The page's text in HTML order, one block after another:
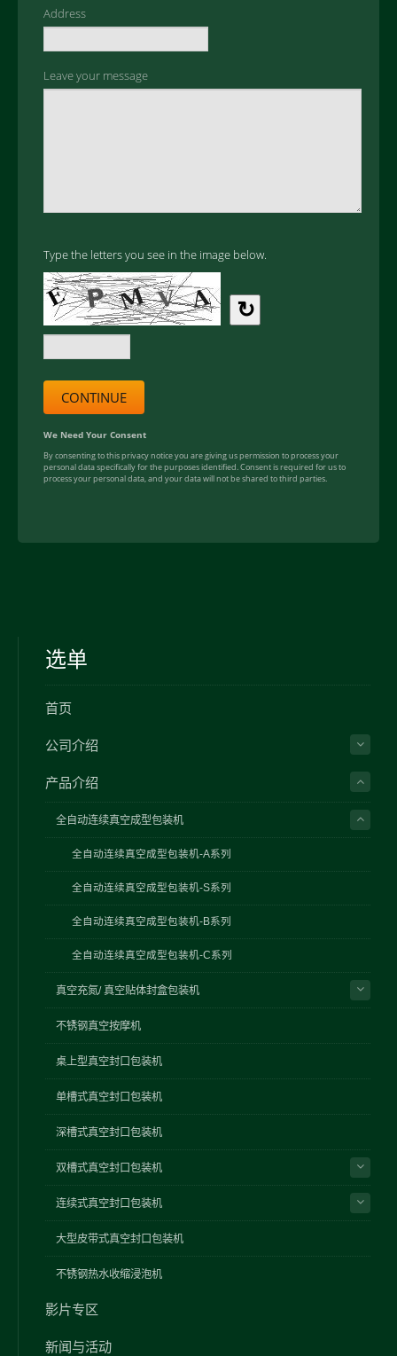
选单
首页
公司介绍
产品介绍
全自动连续真空成型包装机
全自动连续真空成型包装机-A系列
全自动连续真空成型包装机-S系列
全自动连续真空成型包装机-B系列
全自动连续真空成型包装机-C系列
真空充氮/ 真空贴体封盒包装机
不锈钢真空按摩机
桌上型真空封口包装机
单槽式真空封口包装机
深槽式真空封口包装机
双槽式真空封口包装机
连续式真空封口包装机
大型皮带式真空封口包装机
不锈钢热水收缩浸泡机
影片专区
新闻与活动